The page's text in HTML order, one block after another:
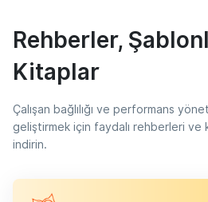
Rehberler,
Kitaplar
Çalışan bağlılığı ve performans
geliştirmek için faydalı rehberleri ve
indirin.